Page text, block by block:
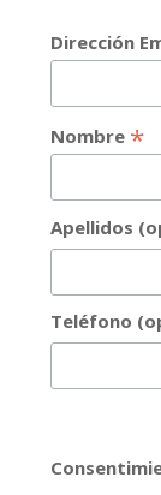
Dirección
Nombre *
Apellidos
Teléfono